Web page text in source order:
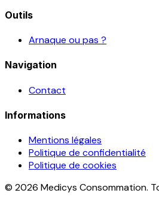
Outils
Arnaque ou pas ?
Navigation
Contact
Informations
Mentions légales
Politique de confidentialité
Politique de cookies
© 2026 Medicys Consommation.